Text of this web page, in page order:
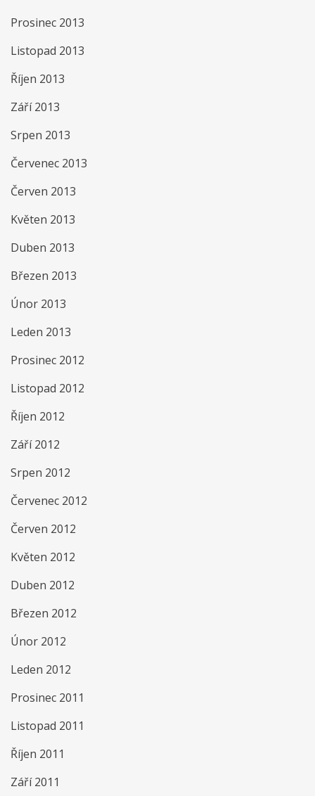
Prosinec 2013
Listopad 2013
Říjen 2013
Září 2013
Srpen 2013
Červenec 2013
Červen 2013
Květen 2013
Duben 2013
Březen 2013
Únor 2013
Leden 2013
Prosinec 2012
Listopad 2012
Říjen 2012
Září 2012
Srpen 2012
Červenec 2012
Červen 2012
Květen 2012
Duben 2012
Březen 2012
Únor 2012
Leden 2012
Prosinec 2011
Listopad 2011
Říjen 2011
Září 2011